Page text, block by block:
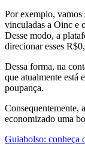
Por exemplo, vamos
vinculadas a Oinc e
Desse modo, a
direcionar esses
Dessa forma, na
que atualmente está
poupança.
Consequentemente,
economizado uma
Guiabolso: conheça